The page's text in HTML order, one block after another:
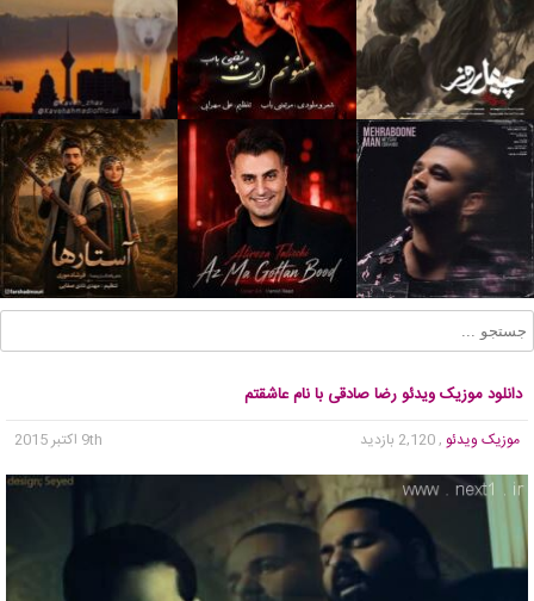
دانلود موزیک ویدئو رضا صادقی با نام عاشقتم
موزیک ویدئو , 2,120 بازدید 9th اکتبر 2015